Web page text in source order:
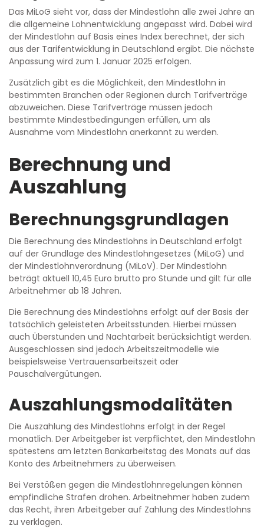
Das MiLoG sieht vor, dass der Mindestlohn alle zwei Jahre an
die allgemeine Lohnentwicklung angepasst wird. Dabei wird
der Mindestlohn auf Basis eines Index berechnet, der sich
aus der Tarifentwicklung in Deutschland ergibt. Die nächste
Anpassung wird zum 1. Januar 2025 erfolgen.
Zusätzlich gibt es die Möglichkeit, den Mindestlohn in
bestimmten Branchen oder Regionen durch Tarifverträge
abzuweichen. Diese Tarifverträge müssen jedoch
bestimmte Mindestbedingungen erfüllen, um als
Ausnahme vom Mindestlohn anerkannt zu werden.
Berechnung und
Auszahlung
Berechnungsgrundlagen
Die Berechnung des Mindestlohns in Deutschland erfolgt
auf der Grundlage des Mindestlohngesetzes (MiLoG) und
der Mindestlohnverordnung (MiLoV). Der Mindestlohn
beträgt aktuell 10,45 Euro brutto pro Stunde und gilt für alle
Arbeitnehmer ab 18 Jahren.
Die Berechnung des Mindestlohns erfolgt auf der Basis der
tatsächlich geleisteten Arbeitsstunden. Hierbei müssen
auch Überstunden und Nachtarbeit berücksichtigt werden.
Ausgeschlossen sind jedoch Arbeitszeitmodelle wie
beispielsweise Vertrauensarbeitszeit oder
Pauschalvergütungen.
Auszahlungsmodalitäten
Die Auszahlung des Mindestlohns erfolgt in der Regel
monatlich. Der Arbeitgeber ist verpflichtet, den Mindestlohn
spätestens am letzten Bankarbeitstag des Monats auf das
Konto des Arbeitnehmers zu überweisen.
Bei Verstößen gegen die Mindestlohnregelungen können
empfindliche Strafen drohen. Arbeitnehmer haben zudem
das Recht, ihren Arbeitgeber auf Zahlung des Mindestlohns
zu verklagen.